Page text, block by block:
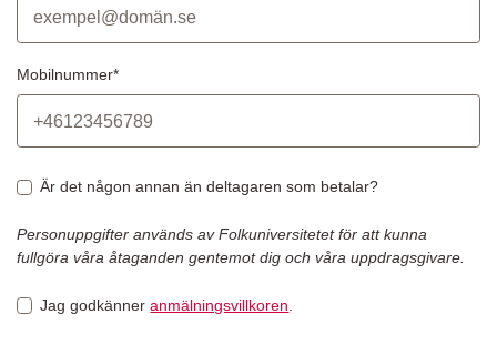
Mobilnummer*
Är det någon annan än deltagaren som betalar?
Personuppgifter används av Folkuniversitetet för att kunna
fullgöra våra åtaganden gentemot dig och våra uppdragsgivare.
Jag godkänneranmälningsvillkoren